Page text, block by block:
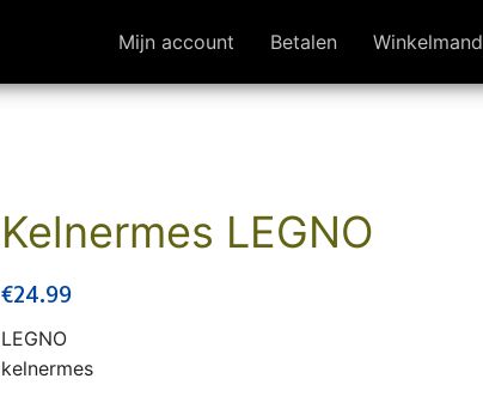
Mijn account Betalen Winkelmand
Kelnermes LEGNO
€24.99
LEGNO
kelnermes